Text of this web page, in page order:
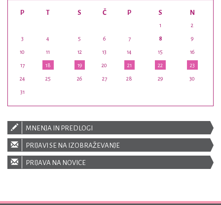
P T S Č P S N
1 2
3 4 5 6 7 8 9
10 11 12 13 14 15 16
17 18 19 20 21 22 23
24 25 26 27 28 29 30
31
MNENJA IN PREDLOGI
PRIJAVI SE NA IZOBRAŽEVANJE
PRIJAVA NA NOVICE